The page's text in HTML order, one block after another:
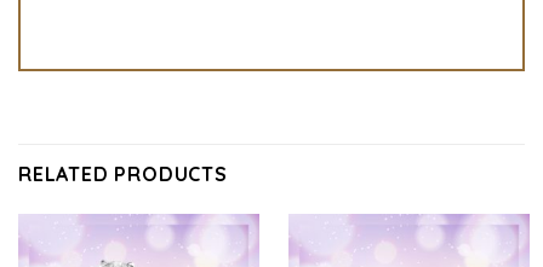
RELATED PRODUCTS